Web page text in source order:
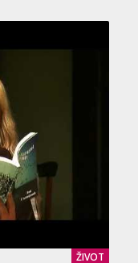
ŽIVOT